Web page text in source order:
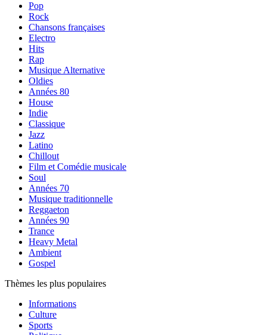
Pop
Rock
Chansons françaises
Electro
Hits
Rap
Musique Alternative
Oldies
Années 80
House
Indie
Classique
Jazz
Latino
Chillout
Film et Comédie musicale
Soul
Années 70
Musique traditionnelle
Reggaeton
Années 90
Trance
Heavy Metal
Ambient
Gospel
Thèmes les plus populaires
Informations
Culture
Sports